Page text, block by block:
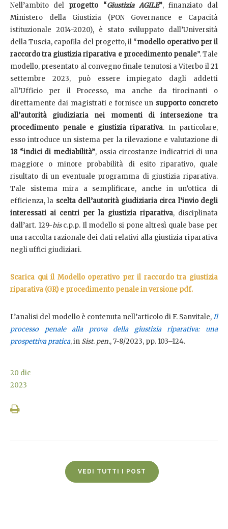
Nell’ambito del progetto “Giustizia AGILE”, finanziato dal
Ministero della Giustizia (PON Governance e Capacità
istituzionale 2014-2020), è stato sviluppato dall’Università
della Tuscia, capofila del progetto, il “modello operativo per il
raccordo tra giustizia riparativa e procedimento penale”. Tale
modello, presentato al convegno finale tenutosi a Viterbo il 21
settembre 2023, può essere impiegato dagli addetti
all’Ufficio per il Processo, ma anche da tirocinanti o
direttamente dai magistrati e fornisce un supporto concreto
all’autorità giudiziaria nei momenti di intersezione tra
procedimento penale e giustizia riparativa. In particolare,
esso introduce un sistema per la rilevazione e valutazione di
18 “indici di mediabilità”, ossia circostanze indicatrici di una
maggiore o minore probabilità di esito riparativo, quale
risultato di un eventuale programma di giustizia riparativa.
Tale sistema mira a semplificare, anche in un’ottica di
efficienza, la scelta dell’autorità giudiziaria circa l’invio degli
interessati ai centri per la giustizia riparativa, disciplinata
dall’art. 129-bisc.p.p. Il modello si pone altresì quale base per
una raccolta razionale dei dati relativi alla giustizia riparativa
negli uffici giudiziari.
Scarica qui il Modello operativo per il raccordo tra giustizia
riparativa (GR) e procedimento penale in versione pdf.
L’analisi del modello è contenuta nell’articolo di F. Sanvitale,Il
processo penale alla prova della giustizia riparativa: una
prospettiva pratica, in Sist. pen., 7-8/2023, pp. 103–124.
20 dic
2023
VEDI TUTTI I POST